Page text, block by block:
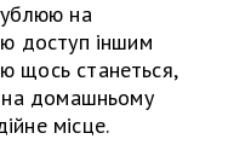
на
доступ іншим
щось станеться,
на домашньому
місце.